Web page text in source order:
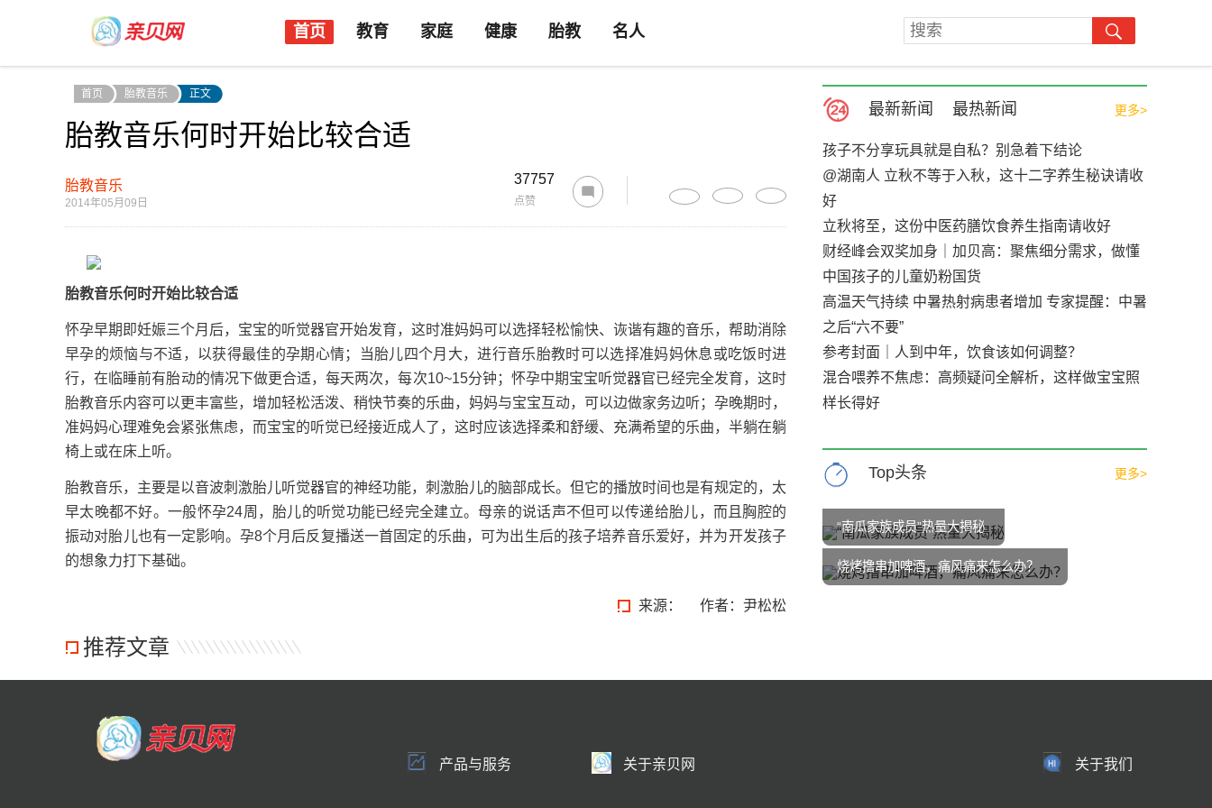
首页 教育 家庭 健康 胎教 名人
首页 胎教音乐 正文
胎教音乐何时开始比较合适
胎教音乐
2014年05月09日
37757
点赞
胎教音乐何时开始比较合适
怀孕早期即妊娠三个月后，宝宝的听觉器官开始发育，这时准妈妈可以选择轻松愉快、诙谐有趣的音乐，帮助消除
早孕的烦恼与不适，以获得最佳的孕期心情；当胎儿四个月大，进行音乐胎教时可以选择准妈妈休息或吃饭时进
行，在临睡前有胎动的情况下做更合适，每天两次，每次10~15分钟；怀孕中期宝宝听觉器官已经完全发育，这时
胎教音乐内容可以更丰富些，增加轻松活泼、稍快节奏的乐曲，妈妈与宝宝互动，可以边做家务边听；孕晚期时，
准妈妈心理难免会紧张焦虑，而宝宝的听觉已经接近成人了，这时应该选择柔和舒缓、充满希望的乐曲，半躺在躺
椅上或在床上听。
胎教音乐，主要是以音波刺激胎儿听觉器官的神经功能，刺激胎儿的脑部成长。但它的播放时间也是有规定的，太
早太晚都不好。一般怀孕24周，胎儿的听觉功能已经完全建立。母亲的说话声不但可以传递给胎儿，而且胸腔的
振动对胎儿也有一定影响。孕8个月后反复播送一首固定的乐曲，可为出生后的孩子培养音乐爱好，并为开发孩子
的想象力打下基础。
来源： 作者：尹松松
推荐文章
最新新闻 最热新闻 更多>
孩子不分享玩具就是自私？别急着下结论
@湖南人 立秋不等于入秋，这十二字养生秘诀请收
好
立秋将至，这份中医药膳饮食养生指南请收好
财经峰会双奖加身｜加贝高：聚焦细分需求，做懂
中国孩子的儿童奶粉国货
高温天气持续 中暑热射病患者增加 专家提醒：中暑
之后“六不要”
参考封面｜人到中年，饮食该如何调整？
混合喂养不焦虑：高频疑问全解析，这样做宝宝照
样长得好
Top头条 更多>
“南瓜家族成员”热量大揭秘
烧烤撸串加啤酒，痛风痛来怎么办？
产品与服务 关于亲贝网 关于我们